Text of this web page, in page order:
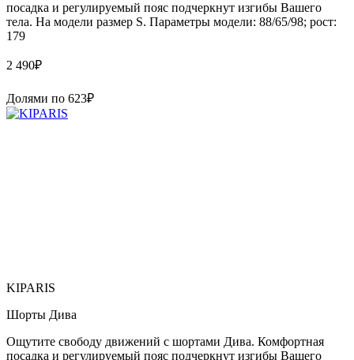
посадка и регулируемый пояс подчеркнут изгибы Вашего
тела. На модели размер S. Параметры модели: 88/65/98; рост:
179
2 490₽
Долями по 623₽
KIPARIS
Шорты Дива
Ощутите свободу движений с шортами Дива. Комфортная
посадка и регулируемый пояс подчеркнут изгибы Вашего